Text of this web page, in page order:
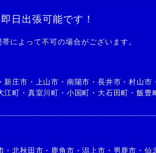
日出張可能です！
によって不可の場合がございます。
・新庄市 ・ 上山市 ・ 南陽市 ・ 長井市 ・村山市
江町 ・ 真室川町 ・ 小国町 ・ 大石田町 ・ 飯豊
・北秋田市 ・ 鹿角市 ・潟上市 ・ 男鹿市 ・ 仙